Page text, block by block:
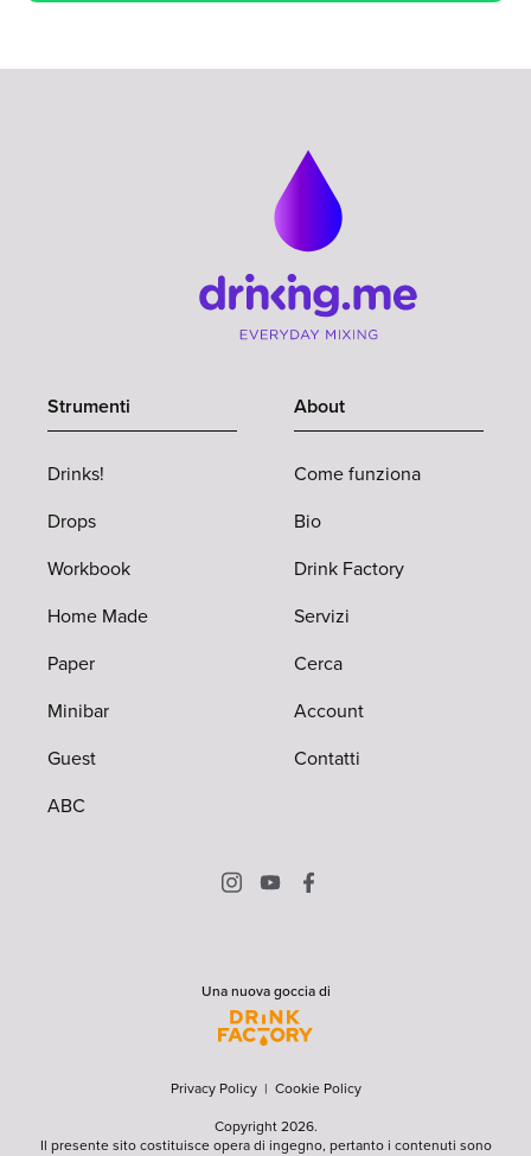
Strumenti
Drinks!
Drops
Workbook
Home Made
Paper
Minibar
Guest
ABC
About
Come funziona
Bio
Drink Factory
Servizi
Cerca
Account
Contatti
Una nuova goccia di
Privacy Policy| Cookie Policy
Copyright 2026.
Il presente sito costituisce opera di ingegno, pertanto i contenuti sono